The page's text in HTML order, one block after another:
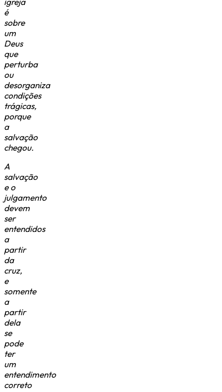
é
sobre
um
Deus
que
perturba
ou
desorganiza
condições
trágicas,
porque
a
salvação
chegou.
A
salvação
e o
julgamento
devem
ser
entendidos
a
partir
da
cruz,
e
somente
a
partir
dela
se
pode
ter
um
entendimento
correto